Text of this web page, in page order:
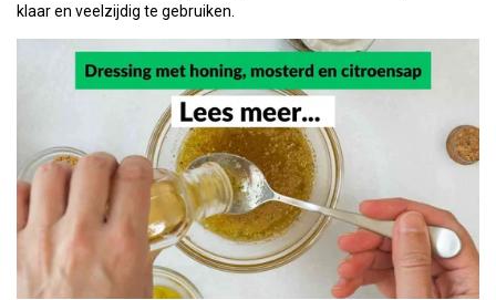
klaar en veelzijdig te gebruiken.